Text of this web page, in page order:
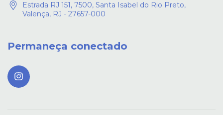
Estrada RJ 151, 7500, Santa Isabel do Rio Preto,
Valença, RJ - 27657-000
Permaneça conectado